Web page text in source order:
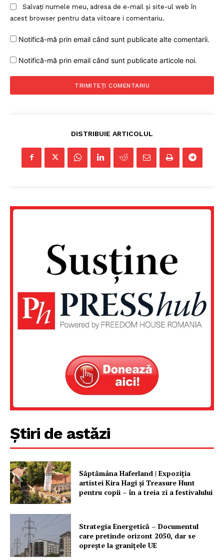
Salvați numele meu, adresa de e-mail și site-ul web în
acest browser pentru data viitoare i comentariu.
Notifică-mă prin email când sunt publicate alte comentarii.
Notifică-mă prin email când sunt publicate articole noi.
DISTRIBUIE ARTICOLUL
Știri de astăzi
Săptămâna Haferland | Expoziţia
artistei Kira Hagi şi Treasure Hunt
pentru copii – în a treia zi a festivalului
Strategia Energetică – Documentul
care pretinde orizont 2050, dar se
oprește la granițele UE